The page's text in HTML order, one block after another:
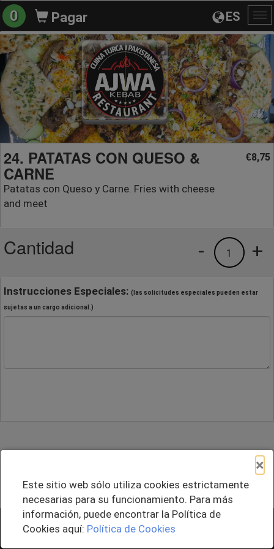
ES
0 Pagar
24. PATATAS CON QUESO &
CARNE
Patatas con Queso y Carne. Fries with cheese
and meet
€8,75
Cantidad +
1
-
Instrucciones Especiales: (las solicitudes especiales pueden estar
sujetas a un cargo adicional.)
+ Agregar al Pedido
×
Este sitio web sólo utiliza cookies estrictamente
necesarias para su funcionamiento. Para más
información, puede encontrar la Política de
Cookies aquí: Política de Cookies